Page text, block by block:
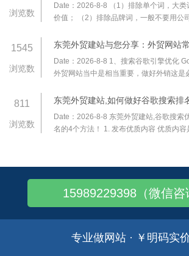
浏览数
Date：2026-8-8 （1）排除单个词，大
价值； （2）排除品牌词，一般不要用公
低的； （3）参考竞争对手网站的关键词；
1545
浏览数
东莞外贸建站与您分享：外贸网站
Date：2026-8-8 1、搜索谷歌引擎优化
外贸网站当中是相当重要，做好外销这是
件可以，也可以自己进行优化，一定要正
811
浏览数
东莞外贸建站,如何做好谷歌搜索排
Date：2026-8-8 东莞外贸建站,谷歌搜索
名的4个方法！ 1. 发布优质内容 优质内
15989229398（微信咨
专业做网站 · ￥明码实价